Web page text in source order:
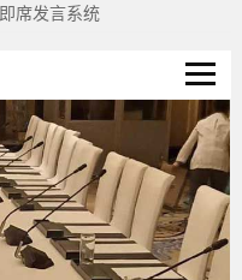
即席发言系统